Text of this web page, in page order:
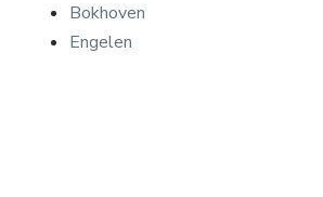
Bokhoven
Engelen